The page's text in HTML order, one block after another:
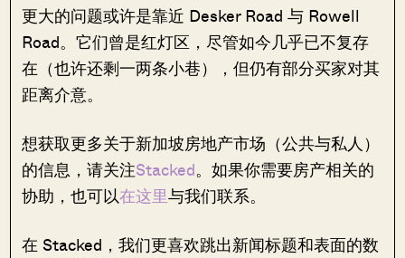
更大的问题或许是靠近 Desker Road 与 Rowell
Road。它们曾是红灯区，尽管如今几乎已不复存
在（也许还剩一两条小巷），但仍有部分买家对其
距离介意。
想获取更多关于新加坡房地产市场（公共与私人）
的信息，请关注Stacked。如果你需要房产相关的
协助，也可以在这里与我们联系。
在 Stacked，我们更喜欢跳出新闻标题和表面的数